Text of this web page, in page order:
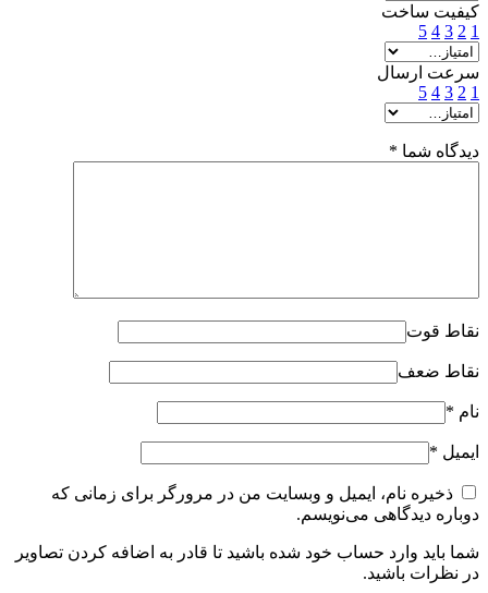
کیفیت ساخت
1
2
3
4
5
سرعت ارسال
1
2
3
4
5
دیدگاه شما *
نقاط قوت
نقاط ضعف
نام *
ایمیل *
ذخیره نام، ایمیل و وبسایت من در مرورگر برای زمانی که
دوباره دیدگاهی می‌نویسم.
شما باید وارد حساب خود شده باشید تا قادر به اضافه کردن تصاویر
در نظرات باشید.